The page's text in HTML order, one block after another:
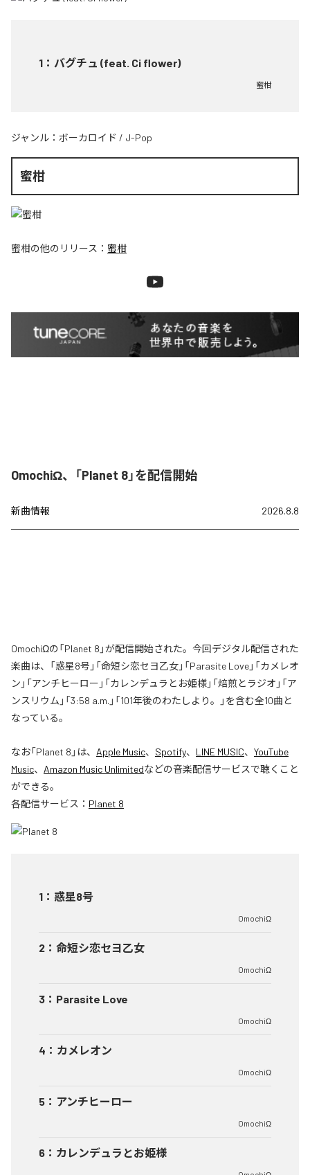
1 ： バグチュ (feat. Ci flower)
蜜柑
ジャンル： ボーカロイド / J-Pop
蜜柑
蜜柑の他のリリース： 蜜柑
OmochiΩ、「Planet 8」を配信開始
新曲情報 2026.8.8
OmochiΩの「Planet 8」が配信開始された。今回デジタル配信された
楽曲は、「惑星8号」「命短シ恋セヨ乙女」「Parasite Love」「カメレオ
ン」「アンチヒーロー」「カレンデュラとお姫様」「焙煎とラジオ」「ア
ンスリウム」「3:58 a.m.」「101年後のわたしより。」を含む全10曲と
なっている。
なお「Planet 8 」は、 Apple Music、 Spotify、 LINE MUSIC、 YouTube
Music、 Amazon Music Unlimitedなどの音楽配信サービスで聴くこと
ができる。
各配信サービス： Planet 8
1 ： 惑星8号
OmochiΩ
2 ： 命短シ恋セヨ乙女
OmochiΩ
3 ： Parasite Love
OmochiΩ
4 ： カメレオン
OmochiΩ
5 ： アンチヒーロー
OmochiΩ
6 ： カレンデュラとお姫様